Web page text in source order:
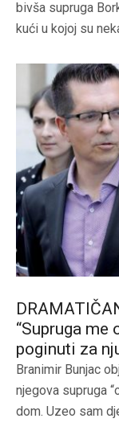
bivša supruga
kući u kojoj su
“Supruga me
poginuti za
Branimir Bunjac
njegova supruga
dom. Uzeo sam